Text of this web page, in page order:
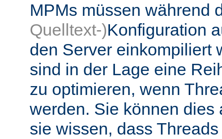
MPMs müssen während
Quelltext-)Konfiguration
den Server einkompiliert
sind in der Lage eine
zu optimieren, wenn
werden. Sie können dies
sie wissen, dass